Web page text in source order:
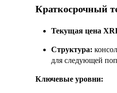
Краткосрочный
Текущая цена
Структура:
для следующей
Ключевые уровни: